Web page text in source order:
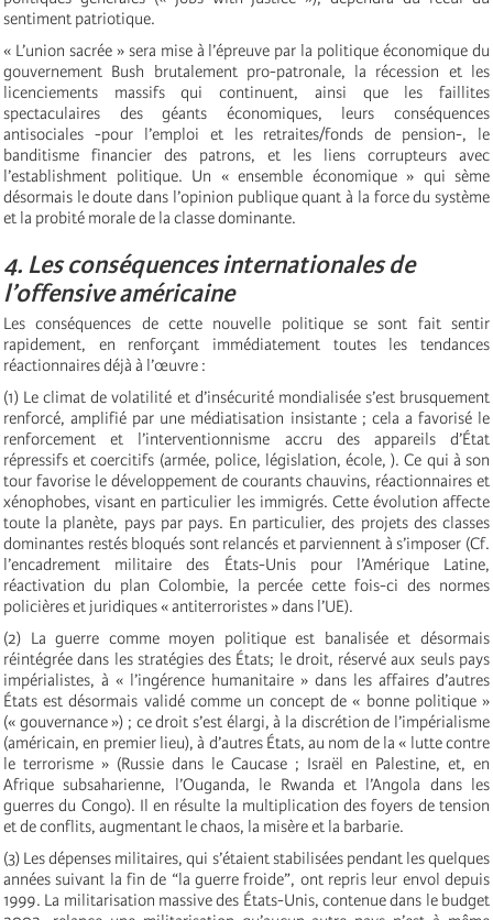
sentiment patriotique.
« L’union sacrée » sera mise à l’épreuve par la politique économique du
gouvernement Bush brutalement pro-patronale, la récession et les
licenciements massifs qui continuent, ainsi que les faillites
spectaculaires des géants économiques, leurs conséquences
antisociales -pour l’emploi et les retraites/fonds de pension-, le
banditisme financier des patrons, et les liens corrupteurs avec
l’establishment politique. Un « ensemble économique » qui sème
désormais le doute dans l’opinion publique quant à la force du système
et la probité morale de la classe dominante.
4. Les conséquences internationales de
l’offensive américaine
Les conséquences de cette nouvelle politique se sont fait sentir
rapidement, en renforçant immédiatement toutes les tendances
réactionnaires déjà à l’œuvre :
(1) Le climat de volatilité et d’insécurité mondialisée s’est brusquement
renforcé, amplifié par une médiatisation insistante ; cela a favorisé le
renforcement et l’interventionnisme accru des appareils d’État
répressifs et coercitifs (armée, police, législation, école, ). Ce qui à son
tour favorise le développement de courants chauvins, réactionnaires et
xénophobes, visant en particulier les immigrés. Cette évolution affecte
toute la planète, pays par pays. En particulier, des projets des classes
dominantes restés bloqués sont relancés et parviennent à s’imposer (Cf.
l’encadrement militaire des États-Unis pour l’Amérique Latine,
réactivation du plan Colombie, la percée cette fois-ci des normes
policières et juridiques « antiterroristes » dans l’UE).
(2) La guerre comme moyen politique est banalisée et désormais
réintégrée dans les stratégies des États; le droit, réservé aux seuls pays
impérialistes, à « l’ingérence humanitaire » dans les affaires d’autres
États est désormais validé comme un concept de « bonne politique »
(« gouvernance ») ; ce droit s’est élargi, à la discrétion de l’impérialisme
(américain, en premier lieu), à d’autres États, au nom de la « lutte contre
le terrorisme » (Russie dans le Caucase ; Israël en Palestine, et, en
Afrique subsaharienne, l’Ouganda, le Rwanda et l’Angola dans les
guerres du Congo). Il en résulte la multiplication des foyers de tension
et de conflits, augmentant le chaos, la misère et la barbarie.
(3) Les dépenses militaires, qui s’étaient stabilisées pendant les quelques
années suivant la fin de “la guerre froide”, ont repris leur envol depuis
1999. La militarisation massive des États-Unis, contenue dans le budget